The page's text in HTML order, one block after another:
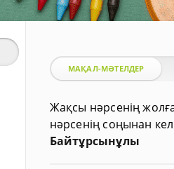
МАҚАЛ-МӘТЕЛДЕР
Жақсы нәрсенің
нәрсенің соңынан
Байтұрсынұлы